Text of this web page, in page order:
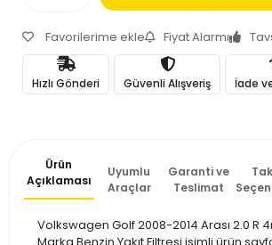
Favorilerime ekle Fiyat Alarmı
Hızlı Gönderi Güvenli Alışveriş İade
Ürün
Açıklaması
Uyumlu
Araçlar
Garanti ve
Teslimat
Volkswagen Golf 2008-2014 Arası 2.0 R